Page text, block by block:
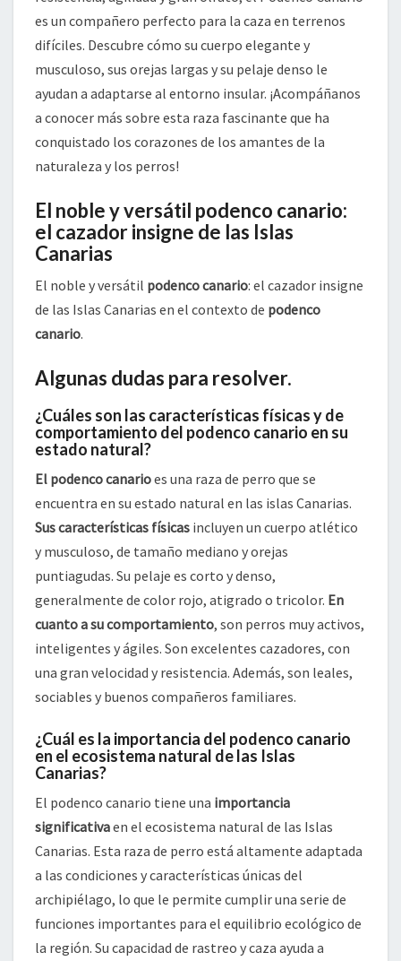
es un compañero perfecto para la caza en terrenos
difíciles. Descubre cómo su cuerpo elegante y
musculoso, sus orejas largas y su pelaje denso le
ayudan a adaptarse al entorno insular. ¡Acompáñanos
a conocer más sobre esta raza fascinante que ha
conquistado los corazones de los amantes de la
naturaleza y los perros!
El noble y versátil podenco canario:
el cazador insigne de las Islas
Canarias
El noble y versátil podenco canario: el cazador insigne
de las Islas Canarias en el contexto de podenco
canario.
Algunas dudas para resolver.
¿Cuáles son las características físicas y de
comportamiento del podenco canario en su
estado natural?
El podenco canarioes una raza de perro que se
encuentra en su estado natural en las islas Canarias.
Sus características físicas incluyen un cuerpo atlético
y musculoso, de tamaño mediano y orejas
puntiagudas. Su pelaje es corto y denso,
generalmente de color rojo, atigrado o tricolor. En
cuanto a su comportamiento, son perros muy activos,
inteligentes y ágiles. Son excelentes cazadores, con
una gran velocidad y resistencia. Además, son leales,
sociables y buenos compañeros familiares.
¿Cuál es la importancia del podenco canario
en el ecosistema natural de las Islas
Canarias?
El podenco canario tiene una importancia
significativaen el ecosistema natural de las Islas
Canarias. Esta raza de perro está altamente adaptada
a las condiciones y características únicas del
archipiélago, lo que le permite cumplir una serie de
funciones importantes para el equilibrio ecológico de
la región. Su capacidad de rastreo y caza ayuda a